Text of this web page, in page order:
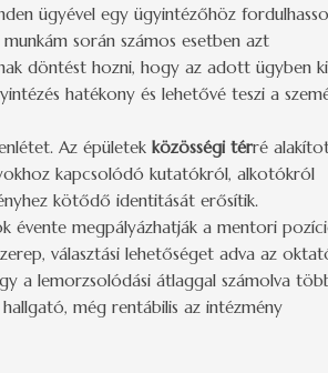
ügyével egy ügyintézőhöz
során számos esetben azt
döntést hozni, hogy az adott ügyben
hatékony és lehetővé teszi a
Az épületek közösségi térré
kapcsolódó kutatókról, alkotókról
kötődő identitását erősítik.
évente megpályázhatják a mentori
választási lehetőséget adva az
a lemorzsolódási átlaggal számolva
még rentábilis az intézmény